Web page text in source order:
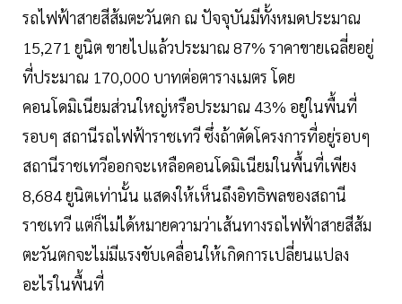
รถไฟฟ้าสายสีส้มตะวันตก ณ ปัจจุบันมีทั้งหมดประมาณ
15,271 ยูนิต ขายไปแล้วประมาณ 87% ราคาขายเฉลี่ยอยู่
ที่ประมาณ 170,000 บาทต่อตารางเมตร โดย
คอนโดมิเนียมส่วนใหญ่หรือประมาณ 43% อยู่ในพื้นที่
รอบๆ สถานีรถไฟฟ้าราชเทวี ซึ่งถ้าตัดโครงการที่อยู่รอบๆ
สถานีราชเทวีออกจะเหลือคอนโดมิเนียมในพื้นที่เพียง
8,684 ยูนิตเท่านั้น แสดงให้เห็นถึงอิทธิพลของสถานี
ราชเทวี แต่ก็ไม่ได้หมายความว่าเส้นทางรถไฟฟ้าสายสีส้ม
ตะวันตกจะไม่มีแรงขับเคลื่อนให้เกิดการเปลี่ยนแปลง
อะไรในพื้นที่